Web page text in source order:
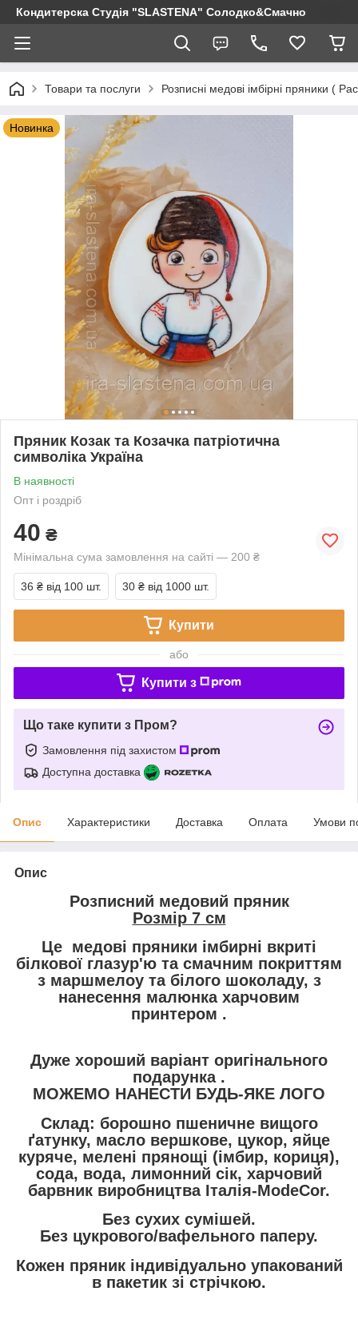
Кондитерска Студія "SLASTENA" Солодко&Смачно
Товари та послуги Розписні медові імбірні пряники (
Новинка
Пряник Козак та Козачка патріотична
символіка Україна
В наявності
Опт і роздріб
40 ₴
Мінімальна сума замовлення на сайті — 200 ₴
36 ₴ від 100 шт. 30 ₴ від 1000 шт.
Купити
або
Купити з
Що таке купити з Пром?
Замовлення під захистом
Доступна доставка
Опис Характеристики Доставка Оплата Умови
Опис
Розписний медовий пряник
Розмір 7 см
Це медові пряники імбирні вкриті
білкової глазур'ю та смачним покриттям
з маршмелоу та білого шоколаду, з
нанесення малюнка харчовим
принтером .
Дуже хороший варіант оригінального
подарунка .
МОЖЕМО НАНЕСТИ БУДЬ-ЯКЕ ЛОГО
Склад: борошно пшеничне вищого
ґатунку, масло вершкове, цукор, яйце
куряче, мелені прянощі (імбир, кориця),
сода, вода, лимонний сік, харчовий
барвник виробництва Італія-ModeCor.
Без сухих сумішей.
Без цукрового/вафельного паперу.
Кожен пряник індивідуально упакований
в пакетик зі стрічкою.